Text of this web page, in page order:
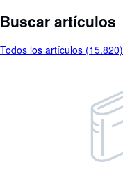
Buscar artículos
Todos los artículos (15.820)